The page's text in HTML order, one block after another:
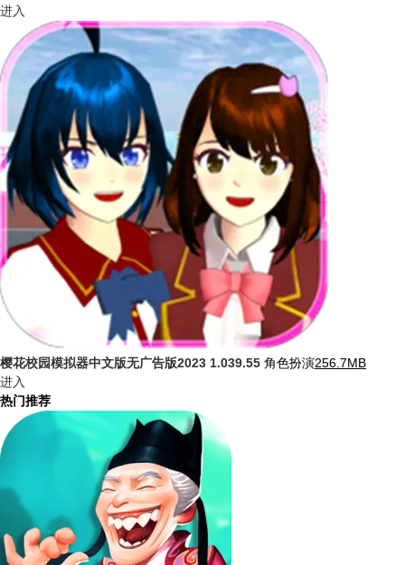
进入
樱花校园模拟器中文版无广告版2023 1.039.55 角色扮演256.7MB
进入
热门推荐